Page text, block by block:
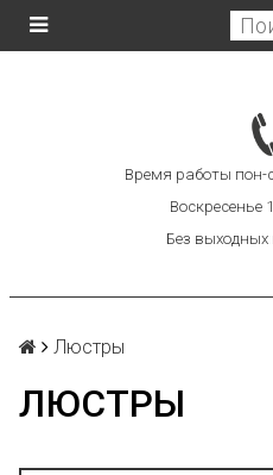
Время работы пон-
Воскресенье
Без
Люстры
ЛЮСТРЫ